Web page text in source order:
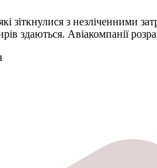
зіткнулися з незліченними
здаються. Авіакомпанії